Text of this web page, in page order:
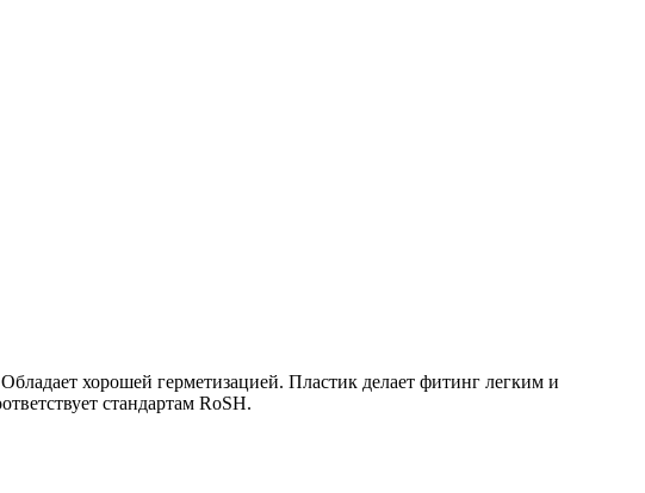
хорошей герметизацией. Пластик делает фитинг легким и
стандартам RoSH.